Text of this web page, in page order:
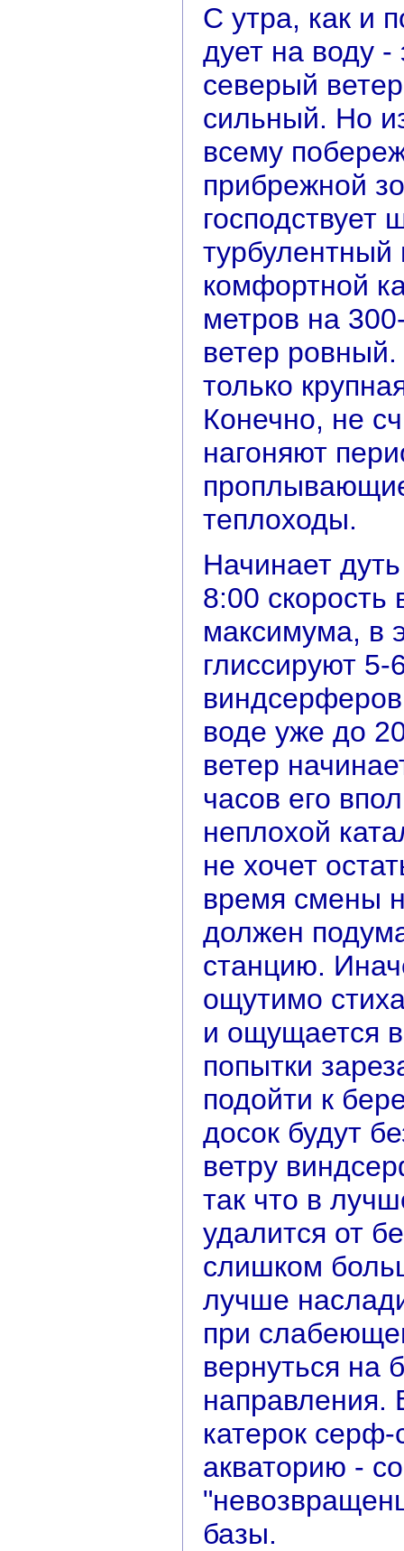
С утра, как и
дует на воду
северый
сильный. Но
всему
прибрежной
господствует
комфортной
метров на
ветер
только
Конечно, не
нагоняют
теплоходы.
Начинает
8:00 скорость
максимума, в
глиссируют
воде уже до
ветер
часов его
неплохой
не хочет
время смены
должен
станцию.
ощутимо
и ощущается
попытки
подойти к
досок будут
ветру
так что в
удалится от
слишком
лучше
при
вернуться на
направления.
катерок
акваторию -
базы.